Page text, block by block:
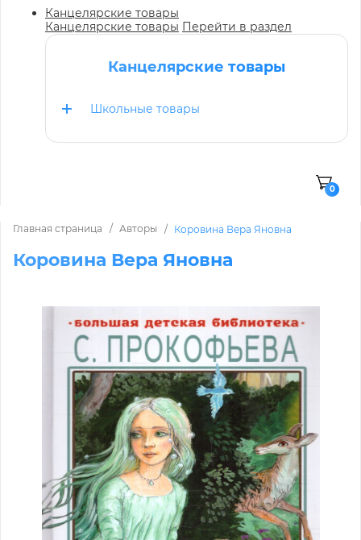
Канцелярские товары
Канцелярские товары Перейти в раздел
Канцелярские товары
Школьные товары
0
Главная страница Авторы Коровина Вера Яновна
Коровина Вера Яновна